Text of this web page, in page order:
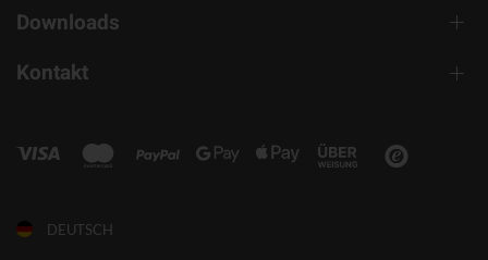
Downloads
Kontakt
DEUTSCH